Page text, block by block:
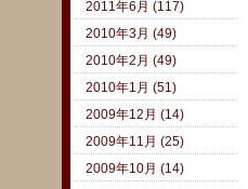
2011年6月 (117)
2010年3月 (49)
2010年2月 (49)
2010年1月 (51)
2009年12月 (14)
2009年11月 (25)
2009年10月 (14)